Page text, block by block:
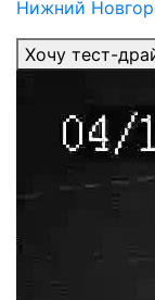
Нижний
Хочу тест-